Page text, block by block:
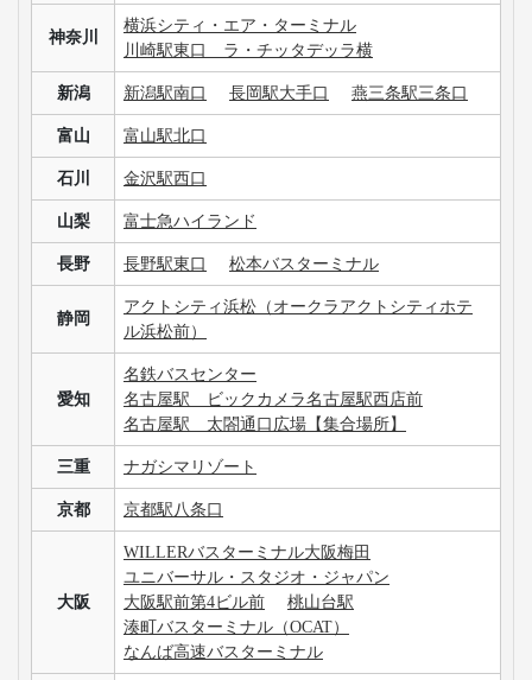
神奈川
横浜シティ・エア・ターミナル
川崎駅東口 ラ・チッタデッラ横
新潟 新潟駅南口 長岡駅大手口 燕三条駅三条口
富山 富山駅北口
石川 金沢駅西口
山梨 富士急ハイランド
長野 長野駅東口 松本バスターミナル
静岡
アクトシティ浜松（オークラアクトシティホテ
ル浜松前）
愛知
名鉄バスセンター
名古屋駅 ビックカメラ名古屋駅西店前
名古屋駅 太閤通口広場【集合場所】
三重 ナガシマリゾート
京都 京都駅八条口
大阪
WILLERバスターミナル大阪梅田
ユニバーサル・スタジオ・ジャパン
大阪駅前第4ビル前
桃山台駅
湊町バスターミナル（OCAT）
なんば高速バスターミナル